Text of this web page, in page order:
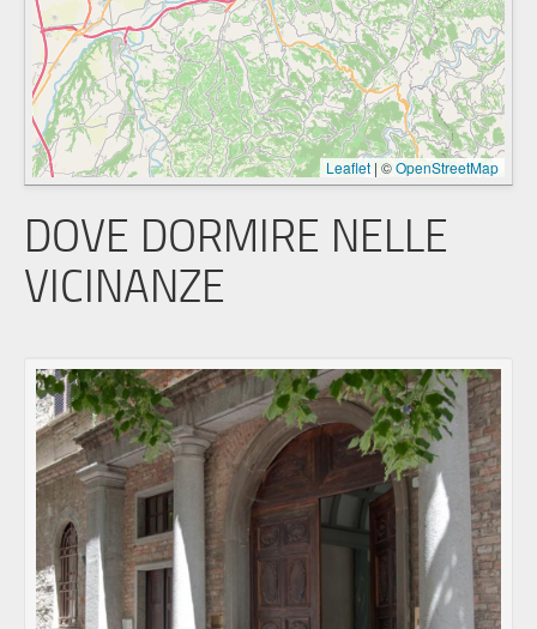
Leaflet | ©OpenStreetMap
DOVE DORMIRE NELLE
VICINANZE